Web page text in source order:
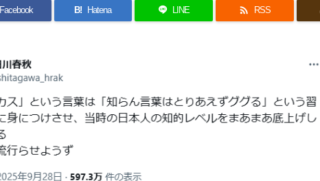
Facebook B! Hatena LINE  RSS